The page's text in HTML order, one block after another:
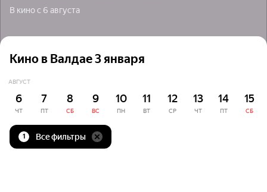
В кино с 6 августа
Кино в Валдае 3 января
АВГУСТ
6
ЧТ
7
ПТ
8
СБ
9
ВС
10
ПН
11
ВТ
12
СР
13
ЧТ
14
ПТ
15
СБ
1 Все фильтры